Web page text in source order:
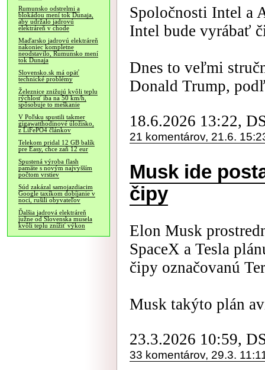
Rumunsko odstrelmi a
blokádou mení tok Dunaja,
aby udržalo jadrovú
elektráreň v chode
Maďarsko jadrovú elektráreň
nakoniec kompletne
neodstavilo, Rumunsko mení
tok Dunaja
Slovensko.sk má opäť
technické problémy
Železnice znižujú kvôli teplu
rýchlosť iba na 50 km/h,
spôsobuje to meškanie
V Poľsku spustili takmer
gigawatthodinové úložisko,
z LiFePO4 článkov
Telekom pridal 12 GB balík
pre Easy, chce zaň 12 eur
Spustená výroba flash
pamäte s novým najvyšším
počtom vrstiev
Súd zakázal samojazdiacim
Google taxíkom dobíjanie v
noci, rušili obyvateľov
Ďalšia jadrová elektráreň
južne od Slovenska musela
kvôli teplu znížiť výkon
Spoločnosti Intel a
Intel bude vyrábať
Dnes to veľmi
Donald Trump,
18.6.2026 13:22,
21 komentárov, 21.6.
Musk ide
čipy
Elon Musk
SpaceX a Tesla
čipy označovanú
Musk takýto plán
23.3.2026 10:59,
33 komentárov, 29.3.